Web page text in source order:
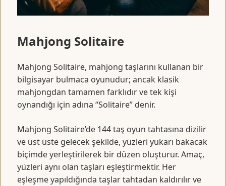
Mahjong Solitaire
Mahjong Solitaire, mahjong taşlarını kullanan bir
bilgisayar bulmaca oyunudur; ancak klasik
mahjongdan tamamen farklıdır ve tek kişi
oynandığı için adına “Solitaire” denir.
Mahjong Solitaire’de 144 taş oyun tahtasına dizilir
ve üst üste gelecek şekilde, yüzleri yukarı bakacak
biçimde yerleştirilerek bir düzen oluşturur. Amaç,
yüzleri aynı olan taşları eşleştirmektir. Her
eşleşme yapıldığında taşlar tahtadan kaldırılır ve